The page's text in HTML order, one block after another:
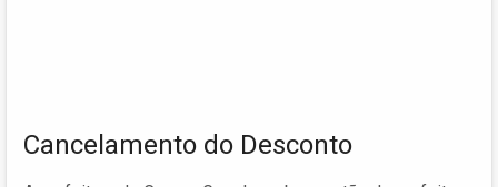
Cancelamento do Desconto